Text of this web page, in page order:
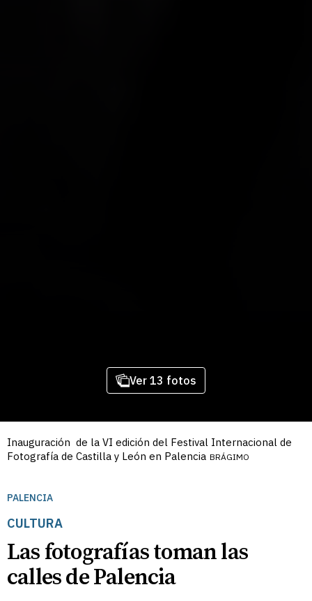
Ver 13 fotos
Inauguración de la VI edición del Festival Internacional de
Fotografía de Castilla y León en Palencia BRÁGIMO
PALENCIA
CULTURA
Las fotografías toman las
calles de Palencia